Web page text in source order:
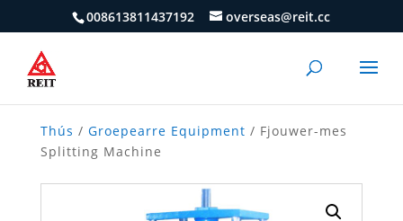
008613811437192 overseas@reit.cc
Thús / Groepearre Equipment / Fjouwer-mes
Splitting Machine